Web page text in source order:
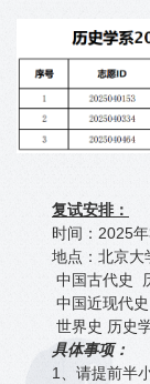
复试安排：
时间：2025
地点：北京大
中国古代史
中国近现代
世界史 历史
具体事项：
1、请提前半